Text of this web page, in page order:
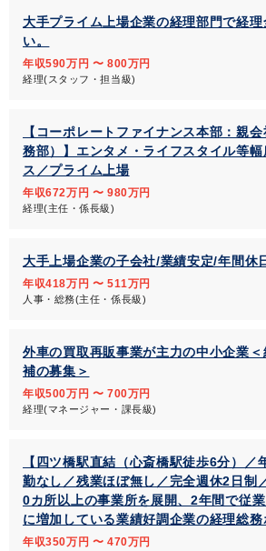
大手プライム上場企業の経理部門で経
い。
年収590万円 〜 800万円
経理(スタッフ・担当級)
【コーポレートファイナンス本部：親
務部）】エンタメ・ライフスタイル等
ス／プライム上場
年収672万円 〜 980万円
経理(主任・係長級)
大手上場企業の子会社/業績安定/年間休
年収418万円 〜 511万円
人事・総務(主任・係長級)
外車の買取再販事業が主力の中小企業
補の募集＞
年収500万円 〜 700万円
経理(マネージャー・課長級)
【四ツ橋駅直結（心斎橋駅徒歩6分）／
勤なし／残業ほぼ無し／完全週休2日
0カ所以上の事業所を展開、2年間で従
に増加している業績好調企業の経理総務
年収350万円 〜 470万円